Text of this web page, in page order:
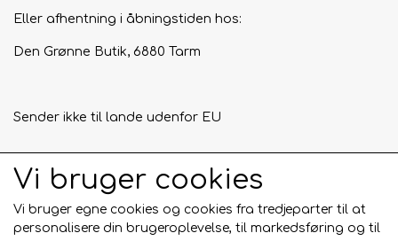
Eller afhentning i åbningstiden hos:
Den Grønne Butik, 6880 Tarm
Sender ikke til lande udenfor EU
Tilmeld mig nyhedsbrevet
Tilmeld
Vi bruger cookies
Vi bruger egne cookies og cookies fra tredjeparter til at
personalisere din brugeroplevelse, til markedsføring og til